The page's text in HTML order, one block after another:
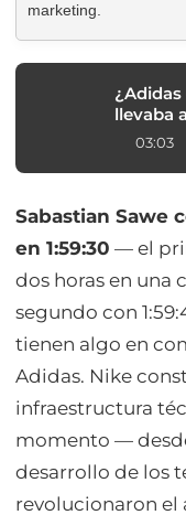
marketing.
llevaba
03:03
Sabastian Sawe
en 1:59:30 — el
dos horas en una
segundo con
tienen algo en
Adidas. Nike
infraestructura
momento —
desarrollo de los
revolucionaron el